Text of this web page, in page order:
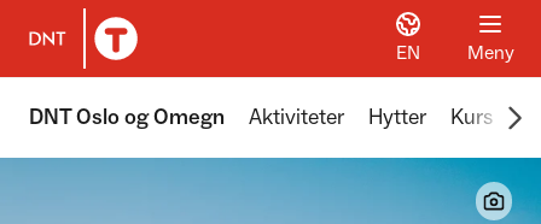
Til DNT.no forside
EN Meny
DNT Oslo og Omegn Aktiviteter Hytter Kurs